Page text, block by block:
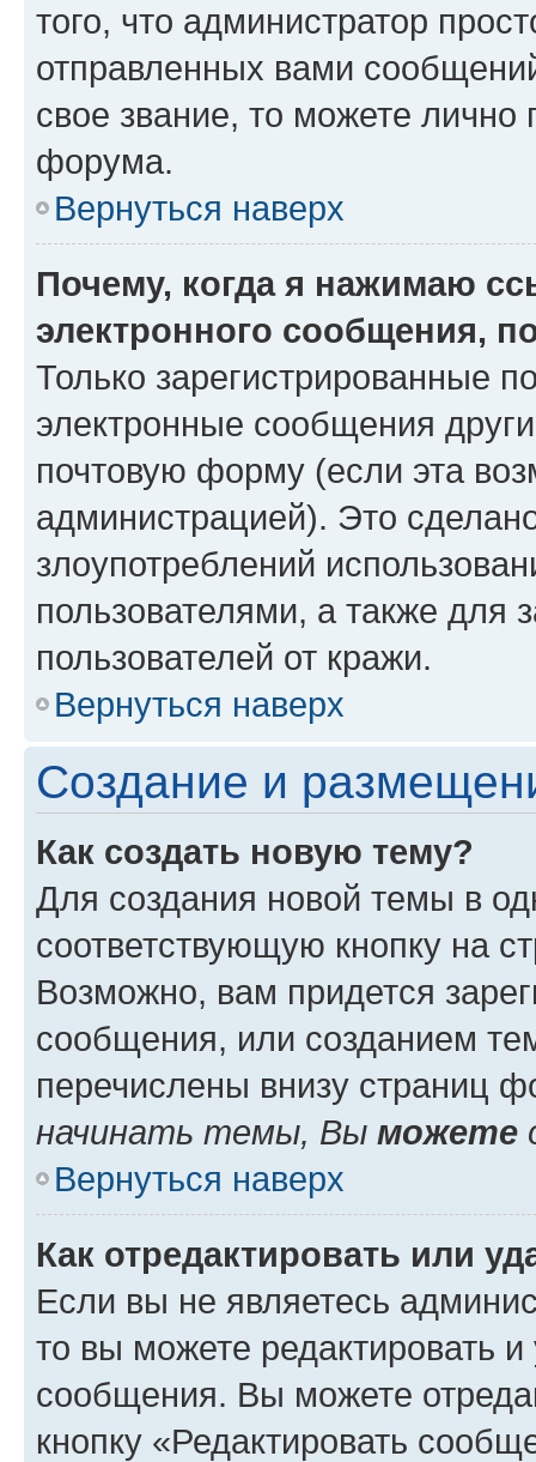
того, что администратор
отправленных вами
свое звание, то можете лично
форума.
Вернуться наверх
Почему, когда я нажимаю
электронного сообщения,
Только зарегистрированные
электронные сообщения
почтовую форму (если эта
администрацией). Это
злоупотреблений
пользователями, а также для
пользователей от кражи.
Вернуться наверх
Создание и
Как создать новую тему?
Для создания новой темы в
соответствующую кнопку на
Возможно, вам придется
сообщения, или созданием
перечислены внизу страниц
начинать темы, Вы можете
Вернуться наверх
Как отредактировать или
Если вы не являетесь
то вы можете редактировать
сообщения. Вы можете
кнопку «Редактировать